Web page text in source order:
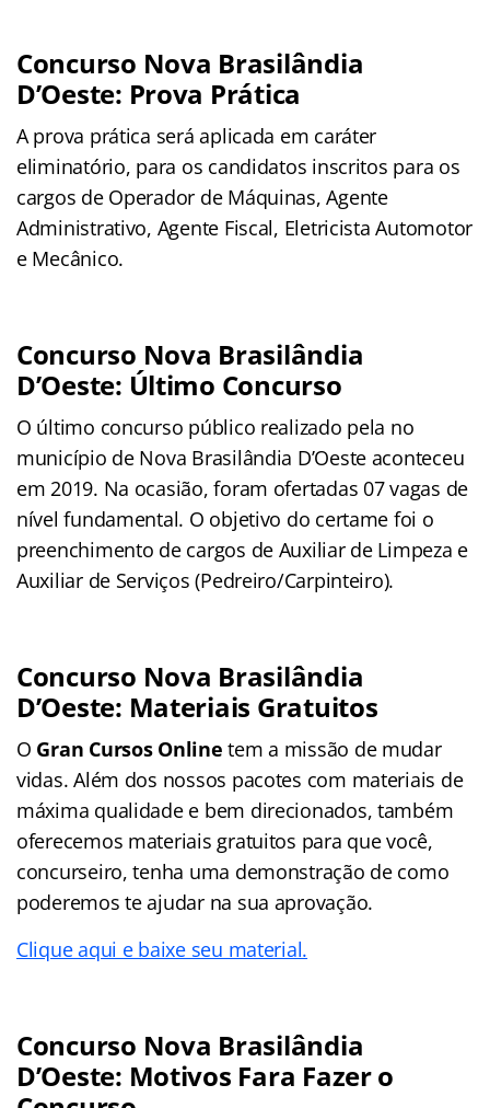
Concurso Nova Brasilândia
D’Oeste: Prova Prática
A prova prática será aplicada em caráter
eliminatório, para os candidatos inscritos para os
cargos de Operador de Máquinas, Agente
Administrativo, Agente Fiscal, Eletricista Automotor
e Mecânico.
Concurso Nova Brasilândia
D’Oeste: Último Concurso
O último concurso público realizado pela no
município de Nova Brasilândia D’Oeste aconteceu
em 2019. Na ocasião, foram ofertadas 07 vagas de
nível fundamental. O objetivo do certame foi o
preenchimento de cargos de Auxiliar de Limpeza e
Auxiliar de Serviços (Pedreiro/Carpinteiro).
Concurso Nova Brasilândia
D’Oeste: Materiais Gratuitos
O Gran Cursos Online tem a missão de mudar
vidas. Além dos nossos pacotes com materiais de
máxima qualidade e bem direcionados, também
oferecemos materiais gratuitos para que você,
concurseiro, tenha uma demonstração de como
poderemos te ajudar na sua aprovação.
Clique aqui e baixe seu material.
Concurso Nova Brasilândia
D’Oeste: Motivos Fara Fazer o